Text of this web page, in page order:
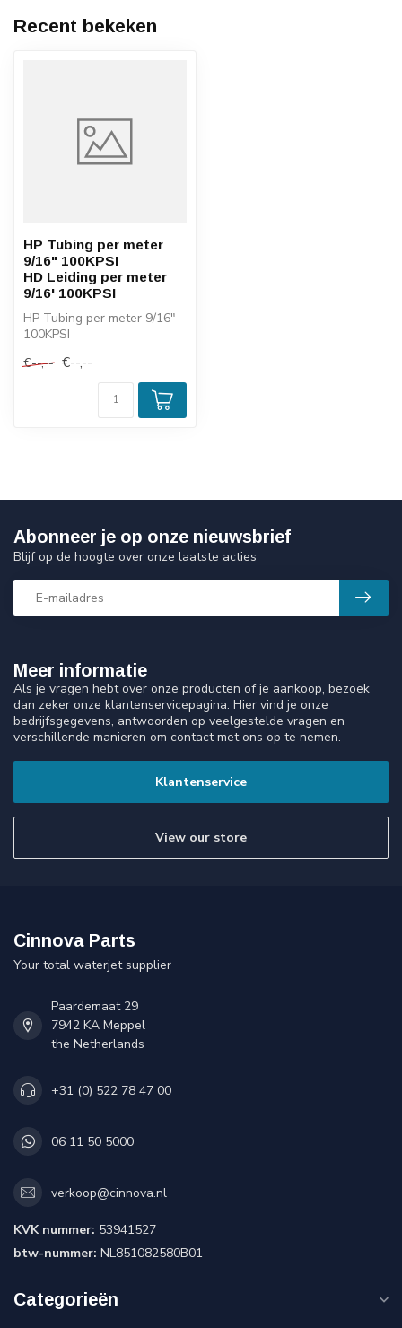
Recent bekeken
HP Tubing per meter
9/16" 100KPSI
HD Leiding per meter
9/16' 100KPSI
HP Tubing per meter 9/16"
100KPSI
100KPSI
€--,-- €--,--
Meer informatie
Als je vragen hebt over onze producten of je aankoop, bezoek
dan zeker onze klantenservicepagina. Hier vind je onze
bedrijfsgegevens, antwoorden op veelgestelde vragen en
verschillende manieren om contact met ons op te nemen.
Klantenservice
View our store
Abonneer je op onze nieuwsbrief
Blijf op de hoogte over onze laatste acties
Cinnova Parts
Your total waterjet supplier
Paardemaat 29
7942 KA Meppel
the Netherlands
+31 (0) 522 78 47 00
06 11 50 5000
verkoop@cinnova.nl
KVK nummer: 53941527
btw-nummer: NL851082580B01
Categorieën